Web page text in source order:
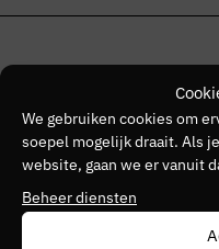
We gebruiken cookies om
soepel mogelijk draait. Als
website, gaan we er vanuit
Beheer diensten
Actievoorwaarden
Bezorging
Retourneren
Herroepingsrecht